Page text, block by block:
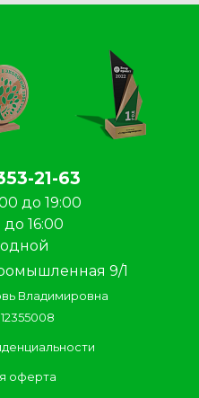
21-63
до 19:00
16:00
9/1
Владимировна
оферта